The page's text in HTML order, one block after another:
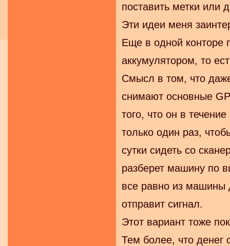
поставить метки или
Эти идеи меня
Еще в одной конторе
аккумулятором, то
Смысл в том, что
снимают основные
того, что он в
только один раз,
сутки сидеть со
разберет машину по
все равно из машины
отправит сигнал.
Этот вариант тоже
Тем более, что денег